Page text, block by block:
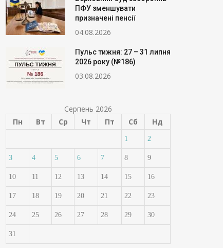
ПФУ зменшувати
призначені пенсії
04.08.2026
Пульс тижня: 27 – 31 липня
2026 року (№186)
03.08.2026
Серпень 2026
Пн
Вт Ср Чт Пт Сб Нд
1 2
3 4 5 6 7 8 9
10 11 12 13 14 15 16
17 18 19 20 21 22 23
24 25 26 27 28 29 30
31